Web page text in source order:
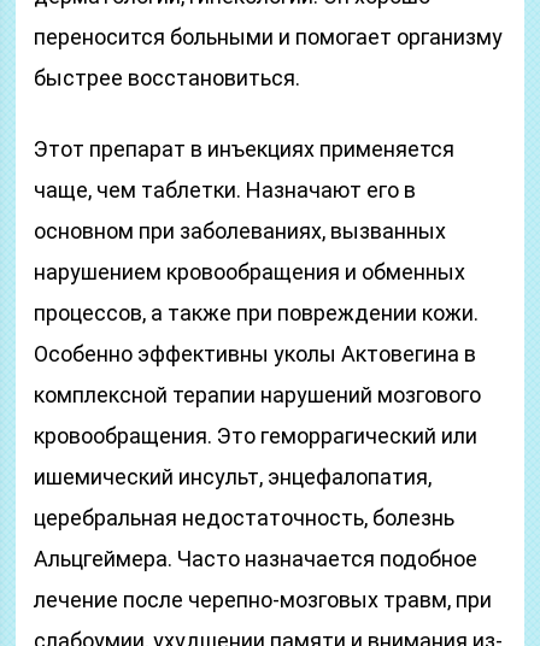
переносится больными и помогает организму
быстрее восстановиться.
Этот препарат в инъекциях применяется
чаще, чем таблетки. Назначают его в
основном при заболеваниях, вызванных
нарушением кровообращения и обменных
процессов, а также при повреждении кожи.
Особенно эффективны уколы Актовегина в
комплексной терапии нарушений мозгового
кровообращения. Это геморрагический или
ишемический инсульт, энцефалопатия,
церебральная недостаточность, болезнь
Альцгеймера. Часто назначается подобное
лечение после черепно-мозговых травм, при
слабоумии, ухудшении памяти и внимания из-